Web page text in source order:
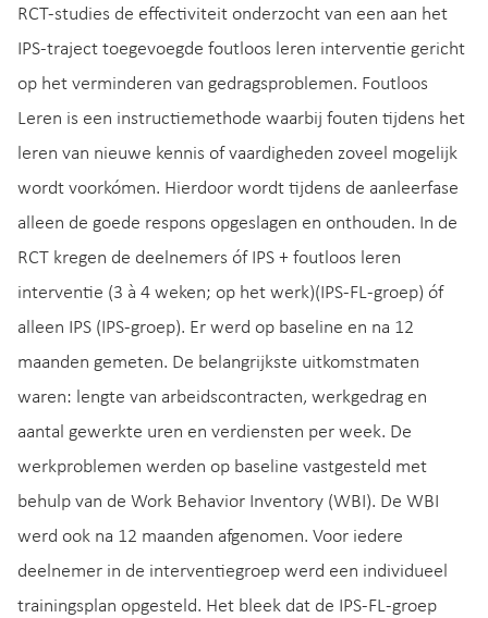
RCT-studies de effectiviteit onderzocht van een aan het
IPS-traject toegevoegde foutloos leren interventie gericht
op het verminderen van gedragsproblemen. Foutloos
Leren is een instructiemethode waarbij fouten tijdens het
leren van nieuwe kennis of vaardigheden zoveel mogelijk
wordt voorkómen. Hierdoor wordt tijdens de aanleerfase
alleen de goede respons opgeslagen en onthouden. In de
RCT kregen de deelnemers óf IPS + foutloos leren
interventie (3 à 4 weken; op het werk)(IPS-FL-groep) óf
alleen IPS (IPS-groep). Er werd op baseline en na 12
maanden gemeten. De belangrijkste uitkomstmaten
waren: lengte van arbeidscontracten, werkgedrag en
aantal gewerkte uren en verdiensten per week. De
werkproblemen werden op baseline vastgesteld met
behulp van de Work Behavior Inventory (WBI). De WBI
werd ook na 12 maanden afgenomen. Voor iedere
deelnemer in de interventiegroep werd een individueel
trainingsplan opgesteld. Het bleek dat de IPS-FL-groep